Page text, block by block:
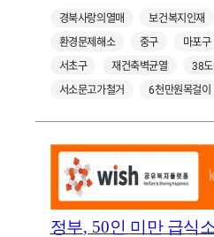
경북사랑의열매
보건복지인재
환경문제해소
중구 마포구
서초구
재건축벽균열 38
서소문고가철거
6천만원목걸이
정부, 50인 미만 급식